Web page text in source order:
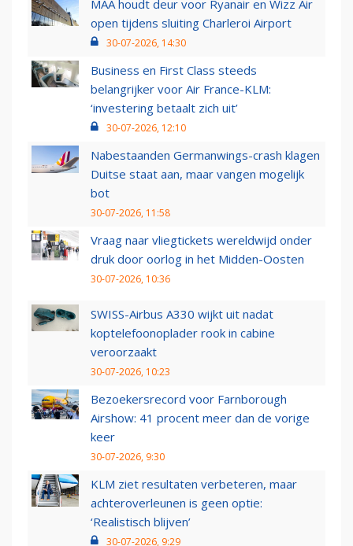
MAA houdt deur voor Ryanair en Wizz Air
open tijdens sluiting Charleroi Airport
30-07-2026, 14:30
Business en First Class steeds
belangrijker voor Air France-KLM:
‘investering betaalt zich uit’
30-07-2026, 12:10
Nabestaanden Germanwings-crash klagen
Duitse staat aan, maar vangen mogelijk
bot
30-07-2026, 11:58
Vraag naar vliegtickets wereldwijd onder
druk door oorlog in het Midden-Oosten
30-07-2026, 10:36
SWISS-Airbus A330 wijkt uit nadat
koptelefoonoplader rook in cabine
veroorzaakt
30-07-2026, 10:23
Bezoekersrecord voor Farnborough
Airshow: 41 procent meer dan de vorige
keer
30-07-2026, 9:30
KLM ziet resultaten verbeteren, maar
achteroverleunen is geen optie:
‘Realistisch blijven’
30-07-2026, 9:29